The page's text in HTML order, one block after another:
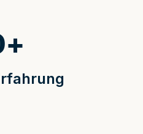
+